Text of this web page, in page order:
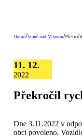
Domů/Vrané nad Vltavou/
11. 12.
2022
Překročil
Dne 3.11.2022 v
obci povoleno.